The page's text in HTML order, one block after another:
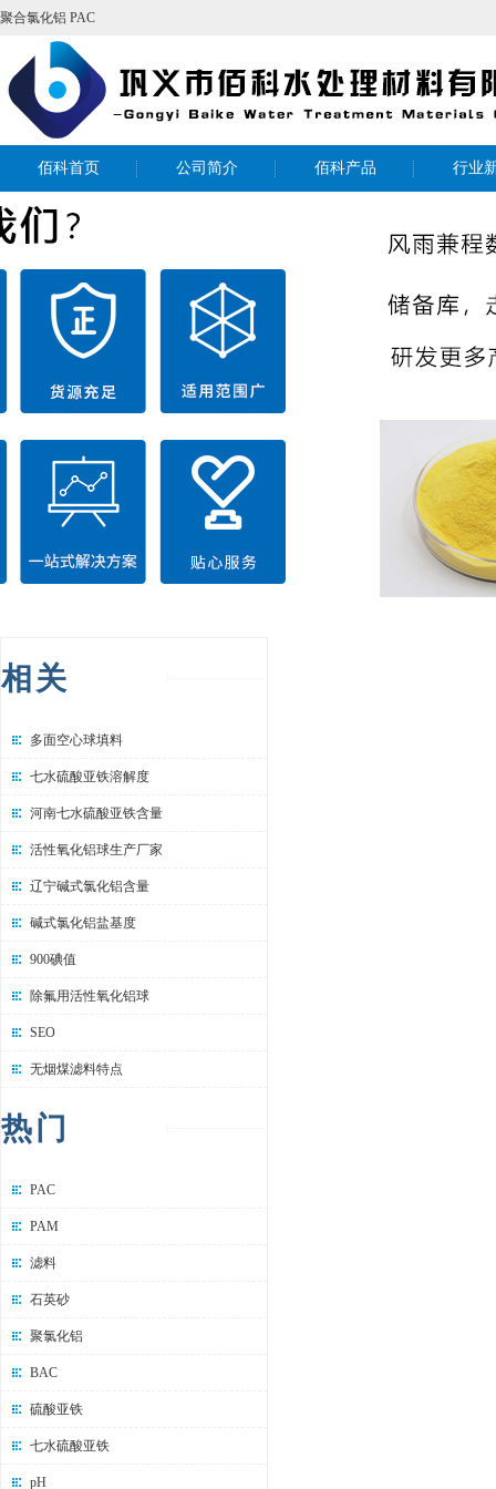
聚合氯化铝 PAC
佰科首页 公司简介 佰科产品 行业
相关
多面空心球填料
七水硫酸亚铁溶解度
河南七水硫酸亚铁含量
活性氧化铝球生产厂家
辽宁碱式氯化铝含量
碱式氯化铝盐基度
900碘值
除氟用活性氧化铝球
SEO
无烟煤滤料特点
热门
PAC
PAM
滤料
石英砂
聚氯化铝
BAC
硫酸亚铁
七水硫酸亚铁
pH